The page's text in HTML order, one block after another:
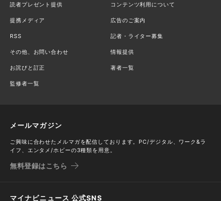
読者プレゼント提供 コンテンツ利用について
提携メディア 広告のご案内
RSS 記者・ライター募集
その他、お問い合わせ 情報提供
お詫びと訂正 著者一覧
監修者一覧
メールマガジン
ご興味に合わせたメルマガを配信しております。PC/デジタル、ワーク&ラ
イフ、エンタメ/ホビーの3種類を用意。
無料登録はこちら
マイナビニュース 公式SNS